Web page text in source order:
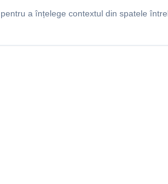
a înțelege contextul din spatele